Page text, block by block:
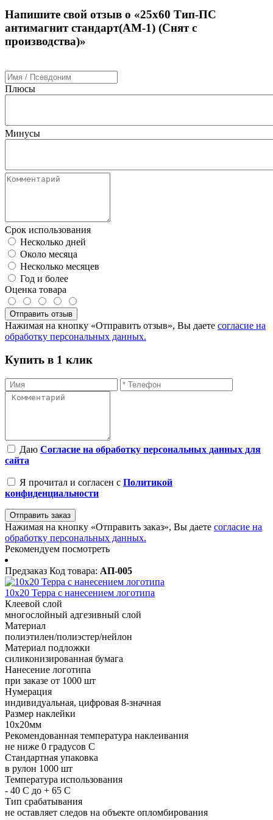
Напишите свой отзыв о «25х60 Тип-ПС
антимагнит стандарт(АМ-1) (Снят с
производства)»
Плюсы
Минусы
Срок использования
Несколько дней
Около месяца
Несколько месяцев
Год и более
Оценка товара
Отправить отзыв
Нажимая на кнопку «Отправить отзыв», Вы даете согласие на
обработку персональных данных.
Купить в 1 клик
Даю Согласие на обработку персональных данных для
сайта
Я прочитал и согласен с Политикой
конфиденциальности
Отправить заказ
Нажимая на кнопку «Отправить заказ», Вы даете согласие на
обработку персональных данных.
Рекомендуем посмотреть
Предзаказ Код товара: АП-005
10х20 Терра с нанесением логотипа
Клеевой слой
многослойный адгезивный слой
Материал
полиэтилен/полиэстер/нейлон
Материал подложки
силиконизированная бумага
Нанесение логотипа
при заказе от 1000 шт
Нумерация
индивидуальная, цифровая 8-значная
Размер наклейки
10х20мм
Рекомендованная температура наклеивания
не ниже 0 градусов С
Стандартная упаковка
в рулон 1000 шт
Температура использования
- 40 С до + 65 С
Тип срабатывания
не оставляет следов на объекте опломбирования